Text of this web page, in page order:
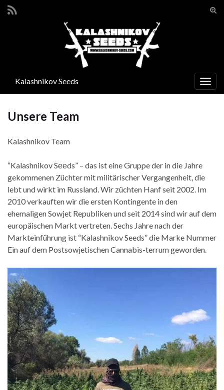
Search for:
Kalashnikov Seeds
Unsere Team
Kalashnikov Team
“Kalashnikov Sееds” – das ist eine Gruppe der in die Jahre
gekommenen Züchter mit militärischer Vergangenheit, die
lebt und wirkt im Russland. Wir züchten Hanf seit 2002. Im
2010 verkauften wir die ersten Kontingente in den
ehemaligen Sowjet Republiken und seit 2014 sind wir auf dem
europäischen Markt vertreten. Sechs Jahre nach der
Markteinführung ist “Kalashnikov Seeds” die Marke Nummer
Ein auf dem Postsowjetischen Cannabis-terrum geworden.